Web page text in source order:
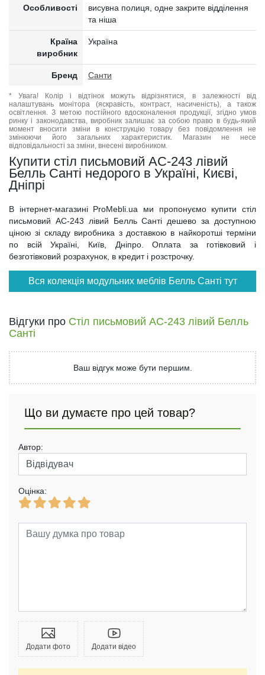
Особливості
висувна полиця, одне закрите відділення
та ніша
Країна
виробник
Україна
Бренд Санти
* Увага! Колір і відтінок можуть відрізнятися, в залежності від
налаштувань монітора (яскравість, контраст, насиченість), а також
освітлення. З метою постійного вдосконалення продукції, згідно умов
ринку і законодавства, виробник залишає за собою право в будь-який
момент вносити зміни в конструкцію товару без повідомлення не
змінюючи його загальних характеристик. Магазин не несе
відповідальності за зміни, внесені виробником.
Купити стіл письмовий АС-243 лівий
Белль Санті недорого в Україні, Києві,
Дніпрі
В інтернет-магазині ProMebli.ua ми пропонуємо купити стіл
письмовий АС-243 лівий Белль Санті дешево за доступною
ціною зі складу виробника з доставкою в найкоротші терміни
по всій Україні, Київ, Дніпро. Оплата за готівковий і
безготівковий розрахунок, в кредит і розстрочку.
Вся колекція модульних меблів Белль Санті тут
Відгуки про Стіл письмовий АС-243 лівий Белль
Санті
Ваш відгук може бути першим.
Що ви думаєте про цей товар?
Автор:
Оцінка:
Додати фото Додати відео